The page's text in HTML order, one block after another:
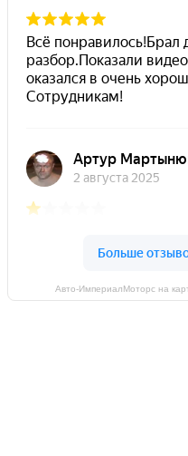
Авто-ИмпериалМоторс на